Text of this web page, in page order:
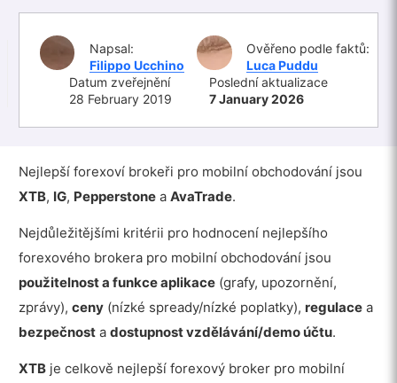
Napsal:
Filippo Ucchino
Ověřeno podle faktů:
Luca Puddu
Datum zveřejnění
28 February 2019
Poslední aktualizace
7 January 2026
Nejlepší forexoví brokeři pro mobilní obchodování jsou
XTB, IG, Pepperstone aAvaTrade.
Nejdůležitějšími kritérii pro hodnocení nejlepšího
forexového brokera pro mobilní obchodování jsou
použitelnost a funkce aplikace (grafy, upozornění,
zprávy),ceny (nízké spready/nízké poplatky), regulace a
bezpečnost adostupnost vzdělávání/demo účtu.
XTB je celkově nejlepší forexový broker pro mobilní